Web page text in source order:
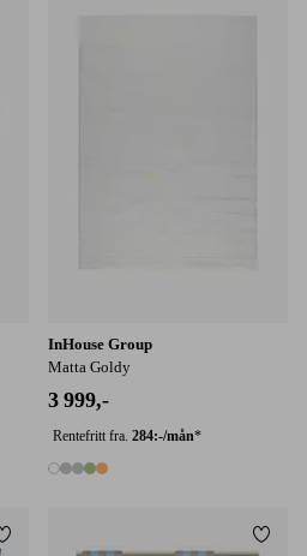
InHouse Group
Matta Goldy
3 999,-
Rentefritt fra. 284:-/mån*
5 farger
Legg til favoritter